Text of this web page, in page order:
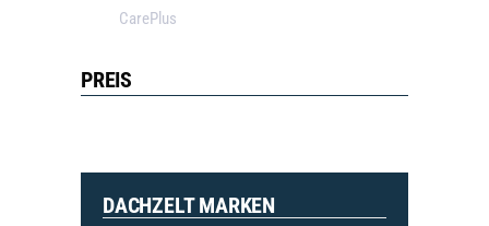
CarePlus
PREIS
DACHZELT MARKEN